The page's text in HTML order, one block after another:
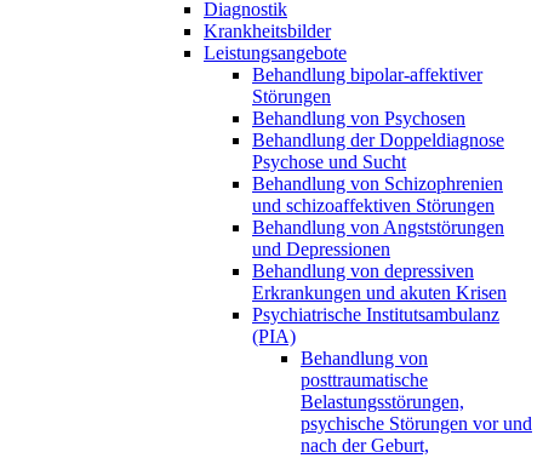
Diagnostik
Krankheitsbilder
Leistungsangebote
Behandlung bipolar-affektiver
Störungen
Behandlung von Psychosen
Behandlung der Doppeldiagnose
Psychose und Sucht
Behandlung von Schizophrenien
und schizoaffektiven Störungen
Behandlung von Angststörungen
und Depressionen
Behandlung von depressiven
Erkrankungen und akuten Krisen
Psychiatrische Institutsambulanz
(PIA)
Behandlung von
posttraumatische
Belastungsstörungen,
psychische Störungen vor und
nach der Geburt,